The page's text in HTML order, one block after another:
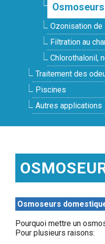
Osmoseurs
Ozonisation de
Filtration au
Chlorothalonil,
Traitement des
Piscines
Autres applications
Osmoseurs
Pourquoi mettre un
Pour plusieurs raisons: